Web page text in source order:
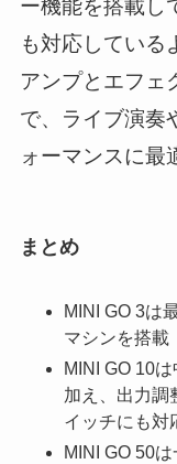
ー機能を搭載し
も対応している
アンプとエフェ
で、ライブ演奏
ォーマンスに最
まとめ
MINI GO 3は
マシンを搭載
MINI GO 10
加え、出力調
イッチにも対
MINI GO 50